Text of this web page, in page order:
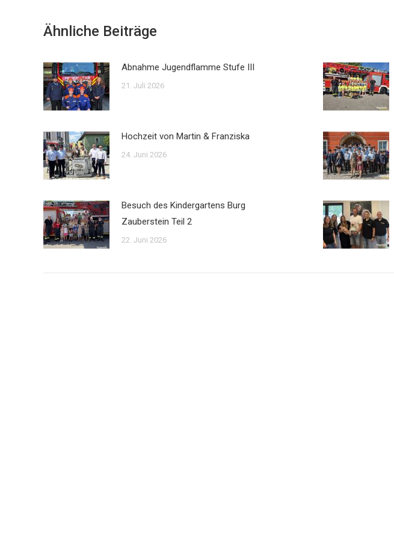
Ähnliche Beiträge
Abnahme Jugendflamme Stufe III
21. Juli 2026
Hochzeit von Martin & Franziska
24. Juni 2026
Besuch des Kindergartens Burg
Zauberstein Teil 2
22. Juni 2026